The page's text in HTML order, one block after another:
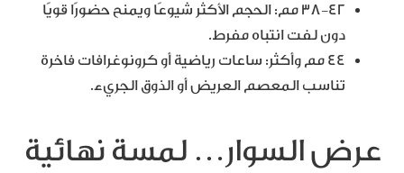
38-42 مم: الحجم الأكثر شيوعًا ويمنح حضورًا قويًا
دون لفت انتباه مفرط.
44 مم وأكثر: ساعات رياضية أو كرونوغرافات فاخرة
تناسب المعصم العريض أو الذوق الجريء.
عرض السوار… لمسة نهائية